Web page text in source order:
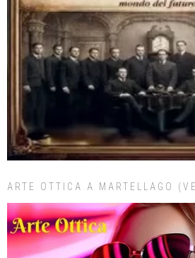
ARTE OTTICA A MARTELLAGO